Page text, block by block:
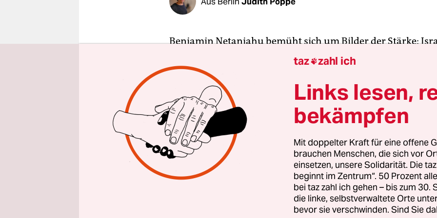
Benjamin Netanjahu bemüht sich um Bilder der Stärke:
mehr als die Hälfte der Bataillonskommandeure
sagte der israelische Ministerpräsident in einer
Dienstagabend. Israel geht davon aus, dass die
insgesamt 24 Bataillone hat.
Netanjahu betonte zudem erneut, dass Israel noch lange
Ende des Krieges die Kontrolle über die Sicherheit im
behalten müsse. Eine Kontrolledurch internationale Kräfte
ab. Israel werde außerdem alles unternehmen, um die von
verschleppten Geiseln zurückzubringen.
taz zahl ich
Links lesen,
bekämpfen
Mit doppelter Kraft für eine offene
brauchen Menschen, die sich vor
einsetzen, unsere Solidarität. Die
beginnt im Zentrum“. 50 Prozent
bei taz zahl ich gehen – bis zum
die linke, selbstverwaltete Orte
bevor sie verschwinden. Sind Sie